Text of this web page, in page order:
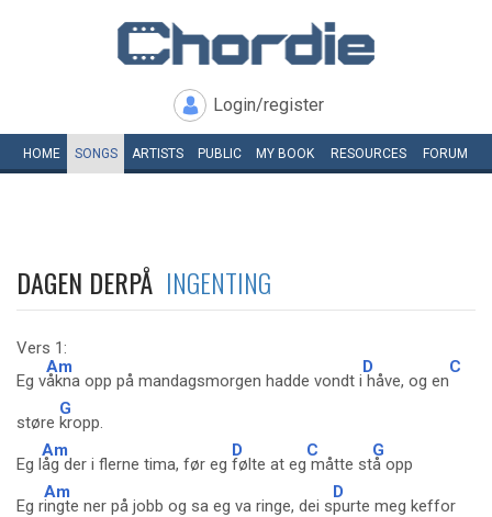
Login/register
HOME SONGS ARTISTS PUBLIC MY BOOK RESOURCES FORUM
DAGEN DERPÅ INGENTING
Vers 1:
Eg v
Am
åkna opp på mandagsmorgen hadde vondt i
D
håve, og en
C
støre
G
kropp.
Eg l
Am
åg der i flerne tima, før eg
D
følte at eg
C
måtte st
G
å opp
Eg r
Am
ingte ner på jobb og sa eg va ringe, dei s
D
purte meg keffor